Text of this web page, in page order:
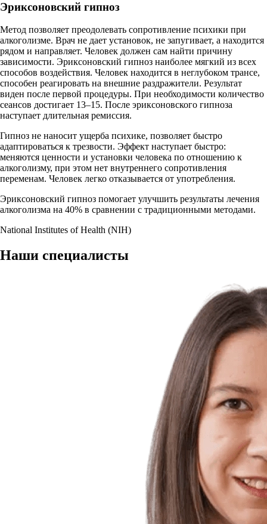
Эриксоновский гипноз
Метод позволяет преодолевать сопротивление психики при
алкоголизме. Врач не дает установок, не запугивает, а находится
рядом и направляет. Человек должен сам найти причину
зависимости. Эриксоновский гипноз наиболее мягкий из всех
способов воздействия. Человек находится в неглубоком трансе,
способен реагировать на внешние раздражители. Результат
виден после первой процедуры. При необходимости количество
сеансов достигает 13–15. После эриксоновского гипноза
наступает длительная ремиссия.
Гипноз не наносит ущерба психике, позволяет быстро
адаптироваться к трезвости. Эффект наступает быстро:
меняются ценности и установки человека по отношению к
алкоголизму, при этом нет внутреннего сопротивления
переменам. Человек легко отказывается от употребления.
Эриксоновский гипноз помогает улучшить результаты лечения
алкоголизма на 40% в сравнении с традиционными методами.
National Institutes of Health (NIH)
Наши специалисты